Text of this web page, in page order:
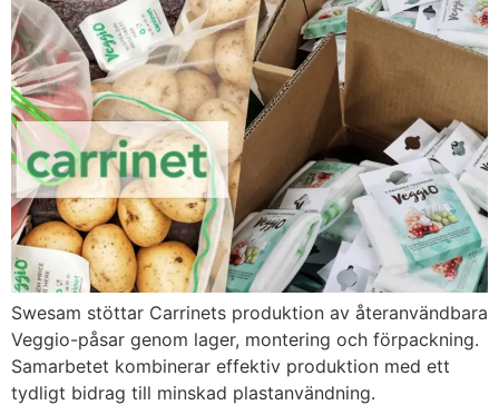
Swesam stöttar Carrinets produktion av återanvändbara
Veggio-påsar genom lager, montering och förpackning.
Samarbetet kombinerar effektiv produktion med ett
tydligt bidrag till minskad plastanvändning.